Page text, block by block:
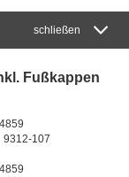
schließen
Fußkappen
9312-107